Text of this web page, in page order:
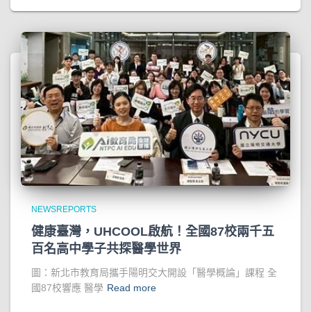
NEWSREPORTS
健康臺灣，UHCOOL啟航！全國87校兩千五
百名高中學子共探醫學世界
圖：新北市教育局攜手陽明交大開設「醫學概論」課程 全
國87校響應 醫學 Read more